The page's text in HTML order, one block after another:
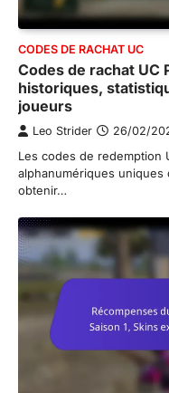
CODES DE RACHAT UC
Codes de rachat UC
historiques,
joueurs
Leo Strider 26/02/
Les codes de redemption
alphanumériques
obtenir…